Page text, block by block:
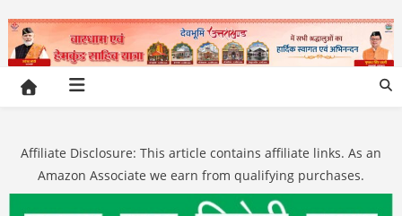
Affiliate Disclosure: This article contains affiliate links. As an
Amazon Associate we earn from qualifying purchases.